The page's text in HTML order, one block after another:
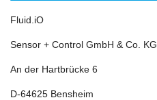
Fluid.iO
Sensor + Control GmbH & Co. KG
An der Hartbrücke 6
D-64625 Bensheim